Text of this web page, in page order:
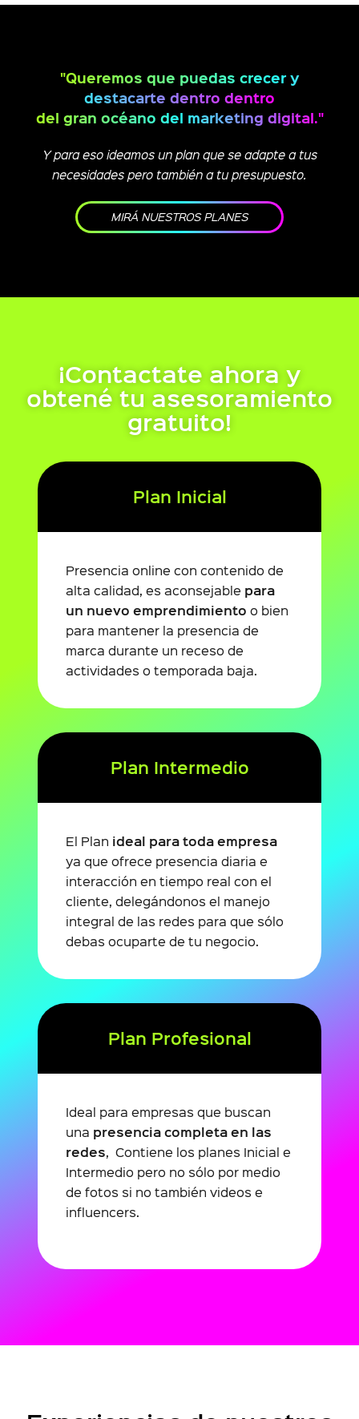
"Queremos que puedas crecer y
destacarte dentro dentro
del gran océano del marketing digital."
Y para eso ideamos un plan que se adapte a tus
necesidades pero también a tu presupuesto.
MIRÁ NUESTROS PLANES
¡Contactate ahora y
obtené tu asesoramiento
gratuito!
Plan Inicial
Presencia online con contenido de
alta calidad, es aconsejable para
un nuevo emprendimiento o bien
para mantener la presencia de
marca durante un receso de
actividades o temporada baja.
Plan Intermedio
El Plan ideal para toda empresa
ya que ofrece presencia diaria e
interacción en tiempo real con el
cliente, delegándonos el manejo
integral de las redes para que sólo
debas ocuparte de tu negocio.
Plan Profesional
Ideal para empresas que buscan
una presencia completa en las
redes, Contiene los planes Inicial e
Intermedio pero no sólo por medio
de fotos si no también videos e
influencers.